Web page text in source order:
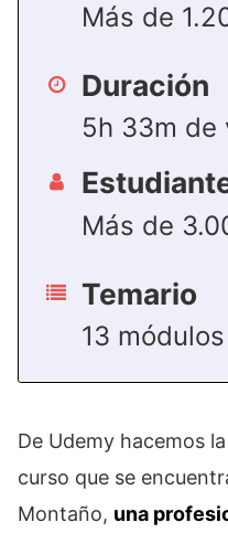
Más de
Duración
5h 33m de
Más de
Temario
13
De Udemy hacemos
curso que se
Montaño, una